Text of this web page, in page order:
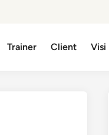
Trainer Client Visi